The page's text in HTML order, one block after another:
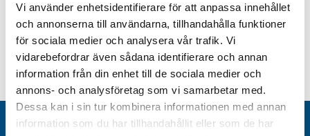
Vi använder enhetsidentifierare för att anpassa innehållet
och annonserna till användarna, tillhandahålla funktioner
för sociala medier och analysera vår trafik. Vi
vidarebefordrar även sådana identifierare och annan
information från din enhet till de sociala medier och
annons- och analysföretag som vi samarbetar med.
Dessa kan i sin tur kombinera informationen med annan
information som du har tillhandahållit eller som de har
Kontakt